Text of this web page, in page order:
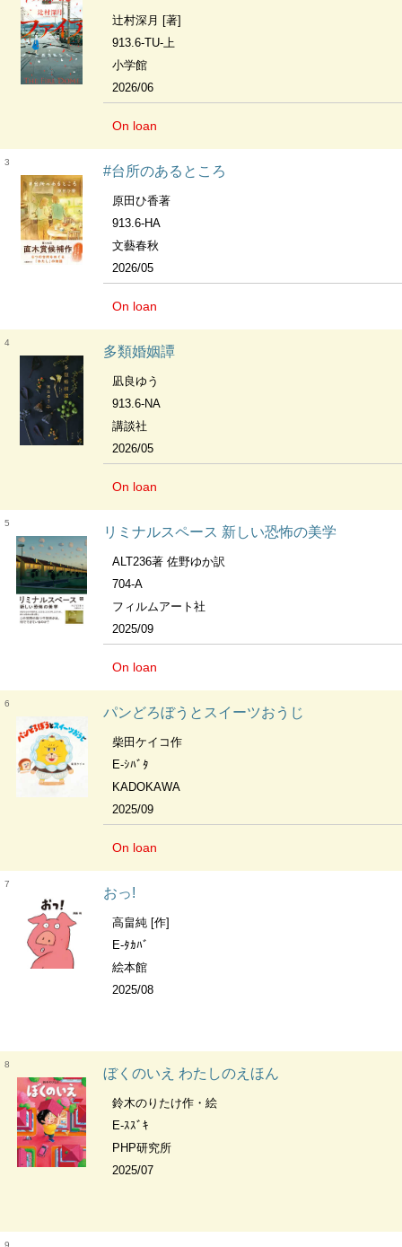
辻村深月 [著]
913.6-TU-上
小学館
2026/06
On loan
3
#台所のあるところ
原田ひ香著
913.6-HA
文藝春秋
2026/05
On loan
4
多類婚姻譚
凪良ゆう
913.6-NA
講談社
2026/05
On loan
5
リミナルスペース 新しい恐怖の美学
ALT236著 佐野ゆか訳
704-A
フィルムアート社
2025/09
On loan
6
パンどろぼうとスイーツおうじ
柴田ケイコ作
E-ｼﾊﾞﾀ
KADOKAWA
2025/09
On loan
7
おっ!
高畠純 [作]
E-ﾀｶﾊﾞ
絵本館
2025/08
8
ぼくのいえ わたしのえほん
鈴木のりたけ作・絵
E-ｽｽﾞｷ
PHP研究所
2025/07